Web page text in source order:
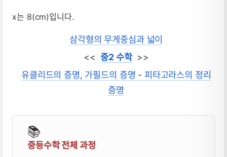
x는 8(cm)입니다.
삼각형의 무게중심과 넓이
<< 중2 수학>>
유클리드의 증명, 가필드의 증명 - 피타고라스의 정리
증명
📚
중등수학 전체 과정